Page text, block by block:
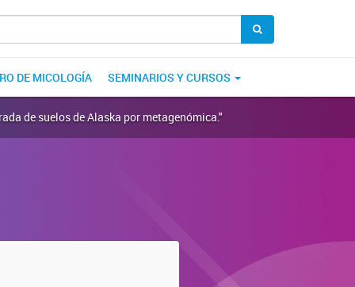
DE MICOLOGÍA SEMINARIOS Y CURSOS
de suelos de Alaska por metagenómica."